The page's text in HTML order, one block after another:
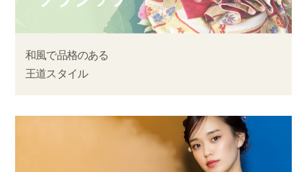
和風で品格のある
王道スタイル